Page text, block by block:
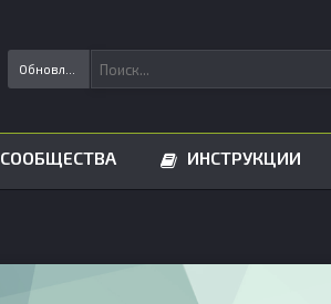
СООБЩЕСТВА ИНСТРУКЦИИ